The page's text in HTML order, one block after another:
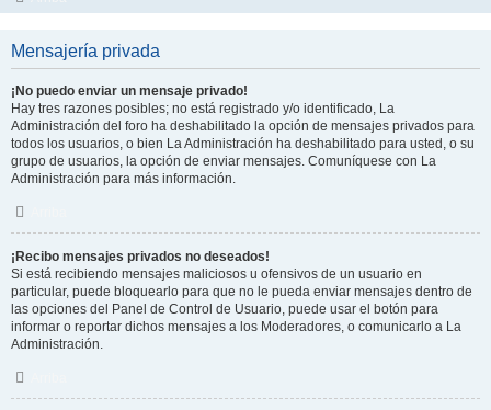
Mensajería privada
¡No puedo enviar un mensaje privado!
Hay tres razones posibles; no está registrado y/o identificado, La
Administración del foro ha deshabilitado la opción de mensajes privados para
todos los usuarios, o bien La Administración ha deshabilitado para usted, o su
grupo de usuarios, la opción de enviar mensajes. Comuníquese con La
Administración para más información.
¡Recibo mensajes privados no deseados!
Si está recibiendo mensajes maliciosos u ofensivos de un usuario en
particular, puede bloquearlo para que no le pueda enviar mensajes dentro de
las opciones del Panel de Control de Usuario, puede usar el botón para
informar o reportar dichos mensajes a los Moderadores, o comunicarlo a La
Administración.